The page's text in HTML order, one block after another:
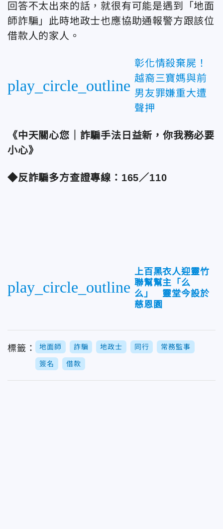
回答不太出來的話，就很有可能是遇到「地面
師詐騙」此時地政士也應協助通報警方跟該位
借款人的家人。
play_circle_outline
彰化情殺棄屍！
越裔三寶媽與前
男友罪嫌重大遭
聲押
《中天關心您｜詐騙手法日益新，你我務必要
小心》
◆反詐騙多方查證專線：165／110
play_circle_outline
上百黑衣人迎靈竹
聯幫幫主「么
么」 靈堂今設於
慈恩園
標籤： 地面師 詐騙 地政士 同行 常務監事
簽名 借款